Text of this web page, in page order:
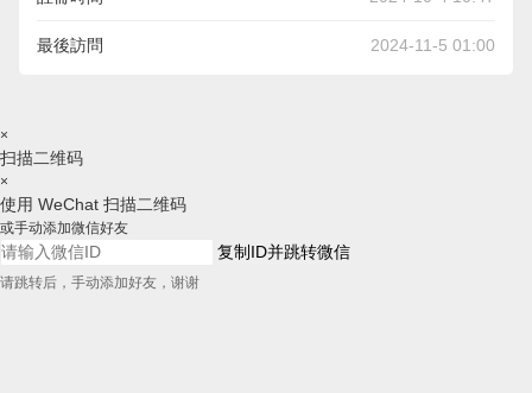
最後訪問 2024-11-5 01:00
×
扫描二维码
×
使用 WeChat 扫描二维码
或手动添加微信好友
复制ID并跳转微信
请跳转后，手动添加好友，谢谢